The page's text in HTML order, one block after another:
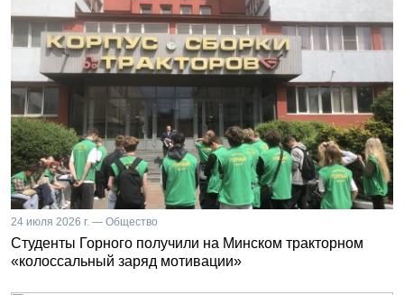
24 июля 2026 г. — Общество
Студенты Горного получили на Минском тракторном
«колоссальный заряд мотивации»